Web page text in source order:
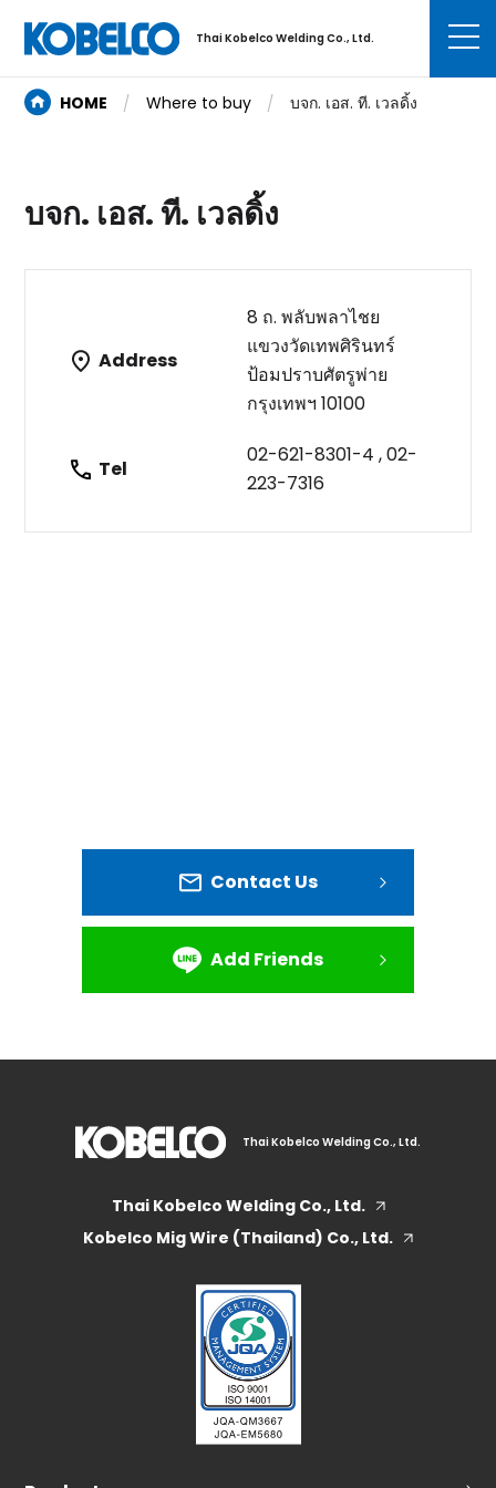
Thai Kobelco Welding Co., Ltd.
HOME Where to buy บจก. เอส. ที. เวลดิ้ง
บจก. เอส. ที. เวลดิ้ง
Address
8 ถ. พลับพลาไชย
แขวงวัดเทพศิรินทร์
ป้อมปราบศัตรูพ่าย
กรุงเทพฯ 10100
Tel
02-621-8301-4 , 02-
223-7316
Contact Us
Add Friends
Thai Kobelco Welding Co., Ltd.
Thai Kobelco Welding Co., Ltd.
Kobelco Mig Wire (Thailand) Co., Ltd.